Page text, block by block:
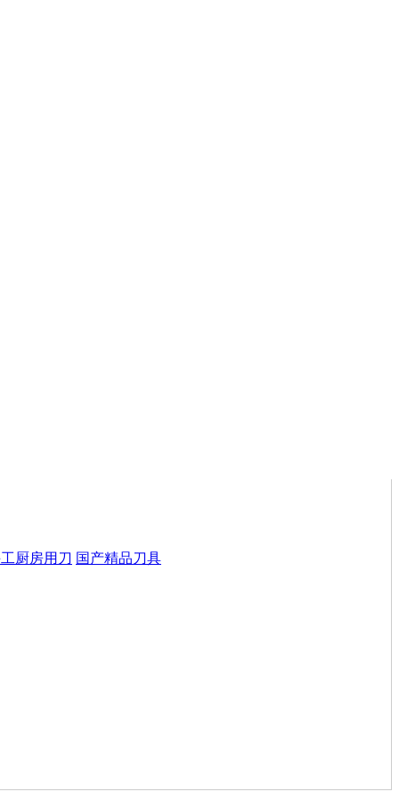
厨房用刀 国产精品刀具